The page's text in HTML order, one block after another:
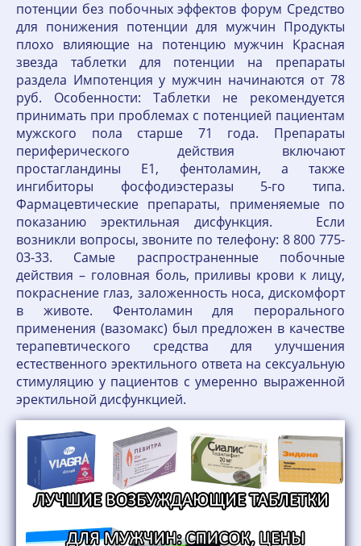
потенции без побочных эффектов форум Средство
для понижения потенции для мужчин Продукты
плохо влияющие на потенцию мужчин Красная
звезда таблетки для потенции на препараты
раздела Импотенция у мужчин начинаются от 78
руб. Особенности: Таблетки не рекомендуется
принимать при проблемах с потенцией пациентам
мужского пола старше 71 года. Препараты
периферического действия включают
простагландины Е1, фентоламин, а также
ингибиторы фосфодиэстеразы 5-го типа.
Фармацевтические препараты, применяемые по
показанию эректильная дисфункция. Если
возникли вопросы, звоните по телефону: 8 800 775-
03-33. Самые распространенные побочные
действия – головная боль, приливы крови к лицу,
покраснение глаз, заложенность носа, дискомфорт
в животе. Фентоламин для перорального
применения (вазомакс) был предложен в качестве
терапевтического средства для улучшения
естественного эректильного ответа на сексуальную
стимуляцию у пациентов с умеренно выраженной
эректильной дисфункцией.